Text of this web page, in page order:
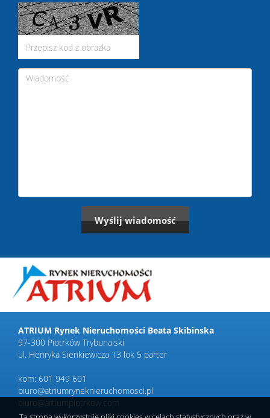
ATRIUM Rynek Nieruchomości Beata Skibinska
97-300 Piotrków Trybunalski
ul. Henryka Sienkiewicza 13 lok 5 parter
kom: 601 949 601
biuro@atriumryneknieruchomosci.pl
biuro@artiumpiotrkow.com